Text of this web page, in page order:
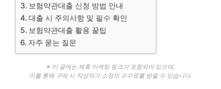
보험약관대출 신청 방법 안내
대출 시 주의사항 및 필수 확인
보험약관대출 활용 꿀팁
자주 묻는 질문
※ 이 글에는 제휴 마케팅 링크가 포함되어 있으며,
이를 통해 구매 시 작성자가 소정의 수수료를 받을 수 있습니다.